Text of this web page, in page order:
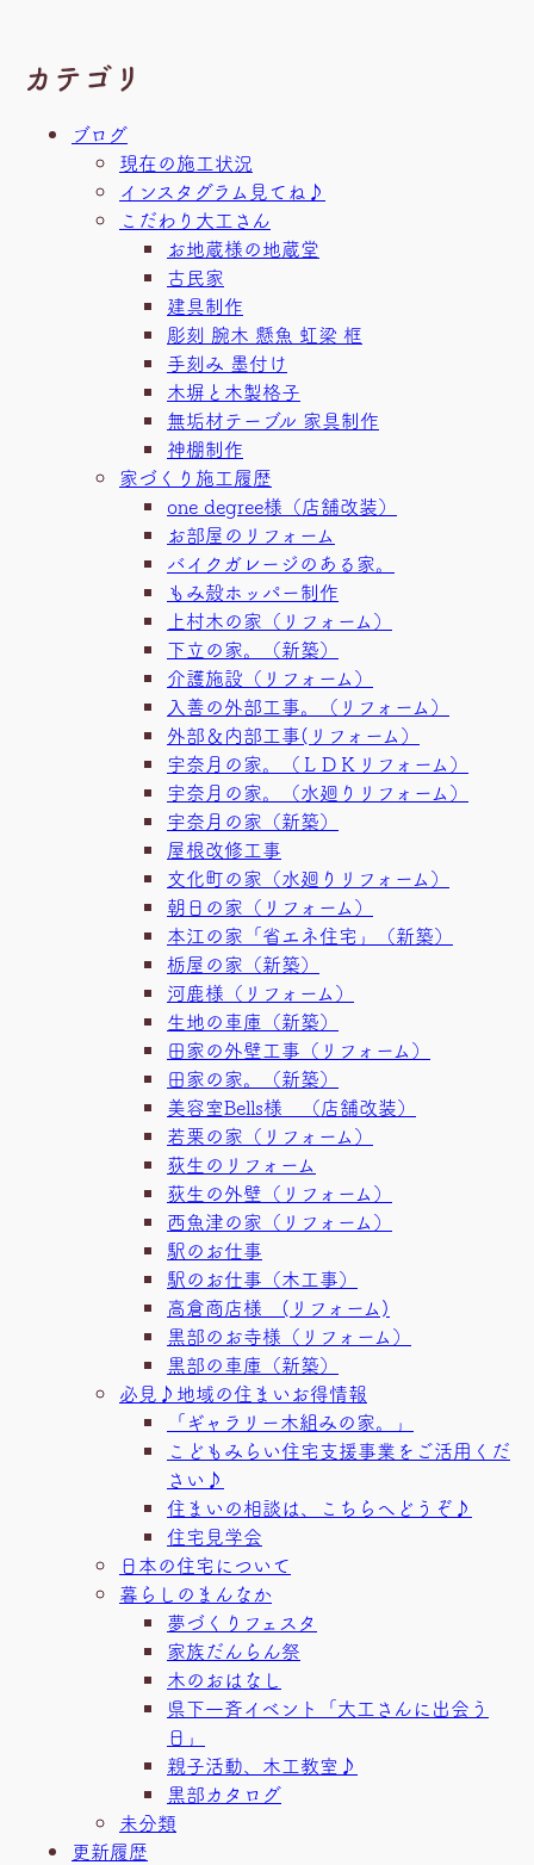
カテゴリ
ブログ
現在の施工状況
インスタグラム見てね♪
こだわり大工さん
お地蔵様の地蔵堂
古民家
建具制作
彫刻 腕木 懸魚 虹梁 框
手刻み 墨付け
木塀と木製格子
無垢材テーブル 家具制作
神棚制作
家づくり施工履歴
one degree様（店舗改装）
お部屋のリフォーム
バイクガレージのある家。
もみ殻ホッパー制作
上村木の家（リフォーム）
下立の家。（新築）
介護施設（リフォーム）
入善の外部工事。（リフォーム）
外部＆内部工事(リフォーム）
宇奈月の家。（ＬＤＫリフォーム）
宇奈月の家。（水廻りリフォーム）
宇奈月の家（新築）
屋根改修工事
文化町の家（水廻りリフォーム）
朝日の家（リフォーム）
本江の家「省エネ住宅」（新築）
栃屋の家（新築）
河鹿様（リフォーム）
生地の車庫（新築）
田家の外壁工事（リフォーム）
田家の家。（新築）
美容室Bells様 （店舗改装）
若栗の家（リフォーム）
荻生のリフォーム
荻生の外壁（リフォーム）
西魚津の家（リフォーム）
駅のお仕事
駅のお仕事（木工事）
高倉商店様 (リフォーム)
黒部のお寺様（リフォーム）
黒部の車庫（新築）
必見♪地域の住まいお得情報
「ギャラリー木組みの家。」
こどもみらい住宅支援事業をご活用くだ
さい♪
住まいの相談は、こちらへどうぞ♪
住宅見学会
日本の住宅について
暮らしのまんなか
夢づくりフェスタ
家族だんらん祭
木のおはなし
県下一斉イベント「大工さんに出会う
日」
親子活動、木工教室♪
黒部カタログ
未分類
更新履歴